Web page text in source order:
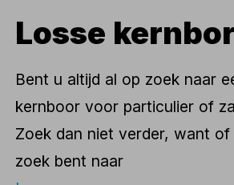
Losse
Bent u altijd al op zoek naar
kernboor voor particulier of
Zoek dan niet verder, want of
zoek bent naar